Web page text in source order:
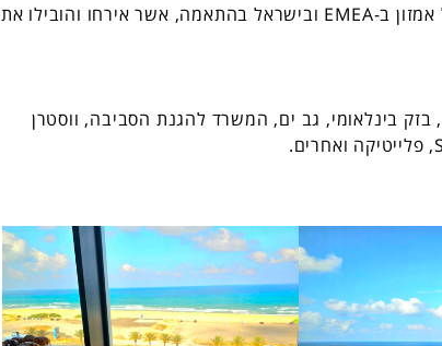
תודה רבה לגילדאים ערן גרניט וגל פורן, מנהלי הביטחון של אמזון ב-EMEA ובישראל בהתאמה, אשר אירחו והובילו את
ותודה רבה גם למשתתפים, ביניהם מנהלי הביטחון של IBM, בזק בינלאומי, גב ים, המשרד להגנת הסביבה, ווסטרן